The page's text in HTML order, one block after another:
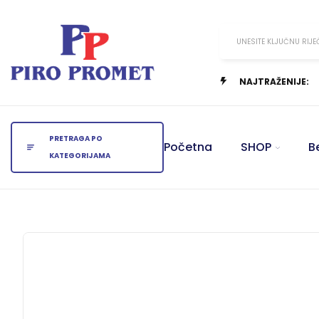
UNESITE KLJUČNU
NAJTRAŽENIJE:
PRETRAGA PO
KATEGORIJAMA
Početna SHOP